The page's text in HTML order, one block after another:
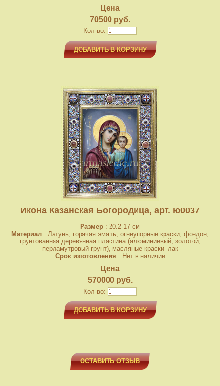
Цена
70500 руб.
Кол-во:
ДОБАВИТЬ В КОРЗИНУ
Икона Казанская Богородица, арт. ю0037
Размер : 20.2-17 см
Материал : Латунь, горячая эмаль, огнеупорные краски, фондон,
грунтованная деревянная пластина (алюминиевый, золотой,
перламутровый грунт), масляные краски, лак
Срок изготовления : Нет в наличии
Цена
570000 руб.
Кол-во:
ДОБАВИТЬ В КОРЗИНУ
ОСТАВИТЬ ОТЗЫВ